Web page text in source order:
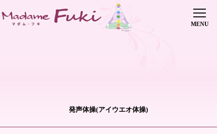
発声体操(アイウエオ体操)
初めての方へ
レッスン・会費
講師紹介